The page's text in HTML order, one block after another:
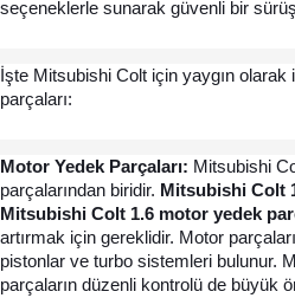
seçeneklerle sunarak güvenli bir
İşte Mitsubishi Colt için yaygın
parçaları:
Motor Yedek Parçaları: Mitsubishi
parçalarından biridir. Mitsubishi Colt
Mitsubishi Colt 1.6 motor yedek
artırmak için gereklidir. Motor
pistonlar ve turbo sistemleri bulunur.
parçaların düzenli kontrolü de büyük